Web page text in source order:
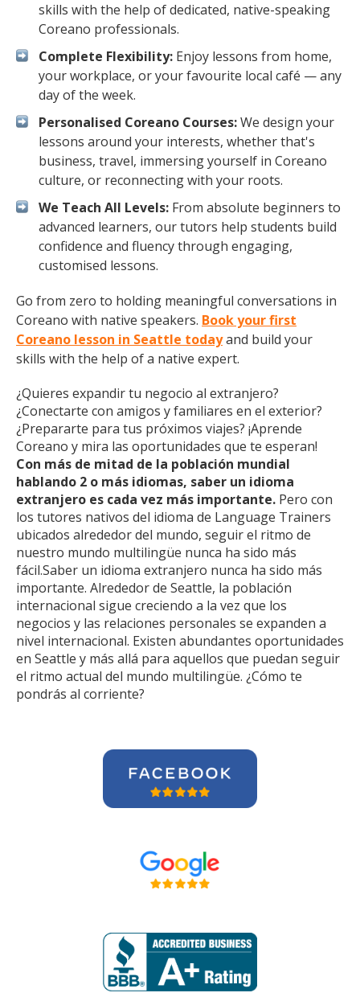
skills with the help of dedicated, native-speaking
Coreano professionals.
Complete Flexibility: Enjoy lessons from home,
your workplace, or your favourite local café — any
day of the week.
Personalised Coreano Courses:We design your
lessons around your interests, whether that's
business, travel, immersing yourself in Coreano
culture, or reconnecting with your roots.
We Teach All Levels: From absolute beginners to
advanced learners, our tutors help students build
confidence and fluency through engaging,
customised lessons.
Go from zero to holding meaningful conversations in
Coreano with native speakers. Book your first
Coreano lesson in Seattle todayand build your
skills with the help of a native expert.
¿Quieres expandir tu negocio al extranjero?
¿Conectarte con amigos y familiares en el exterior?
¿Prepararte para tus próximos viajes? ¡Aprende
Coreano y mira las oportunidades que te esperan!
Con más de mitad de la población mundial
hablando 2 o más idiomas, saber un idioma
extranjero es cada vez más importante. Pero con
los tutores nativos del idioma de Language Trainers
ubicados alrededor del mundo, seguir el ritmo de
nuestro mundo multilingüe nunca ha sido más
fácil.Saber un idioma extranjero nunca ha sido más
importante. Alrededor de Seattle, la población
internacional sigue creciendo a la vez que los
negocios y las relaciones personales se expanden a
nivel internacional. Existen abundantes oportunidades
en Seattle y más allá para aquellos que puedan seguir
el ritmo actual del mundo multilingüe. ¿Cómo te
pondrás al corriente?